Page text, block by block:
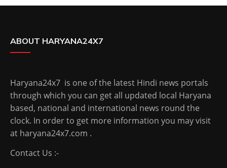
ABOUT HARYANA24X7
Haryana24x7 is one of the latest Hindi news portals
through which you can get all updated local Haryana
based, national and international news round the
clock. In order to get more information you may visit
at haryana24x7.com .
Contact Us :-